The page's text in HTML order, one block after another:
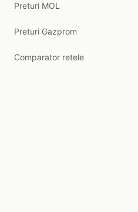
Preturi MOL
Preturi Gazprom
Comparator retele